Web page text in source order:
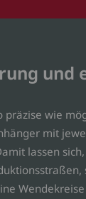
und
präzise wie
mit
lassen